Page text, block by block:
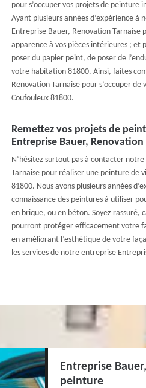
pour s’occuper vos projets de peinture
Ayant plusieurs années d’expérience
Entreprise Bauer, Renovation Tarnaise
apparence à vos pièces intérieures ; et
poser du papier peint, de poser de
votre habitation 81800. Ainsi, faites
Renovation Tarnaise pour s’occuper
Coufouleux 81800.
Remettez vos projets de
Entreprise Bauer, Renovation
N’hésitez surtout pas à contacter
Tarnaise pour réaliser une peinture de
81800. Nous avons plusieurs années
connaissance des peintures à utiliser
en brique, ou en béton. Soyez rassuré,
pourront protéger efficacement votre
en améliorant l’esthétique de votre
les services de notre entreprise
Entreprise
peinture